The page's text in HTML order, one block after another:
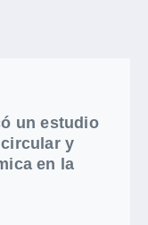
un estudio
y
en la